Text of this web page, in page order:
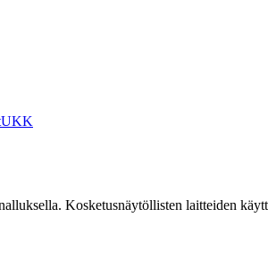
UKK
Kosketusnäytöllisten laitteiden